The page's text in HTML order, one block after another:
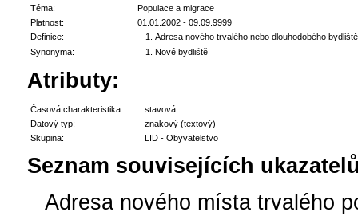
Téma:
Populace a migrace
Platnost:
01.01.2002 - 09.09.9999
Definice:
Adresa nového trvalého nebo dlouhodobého
Synonyma:
Nové bydliště
Atributy:
Časová charakteristika:
stavová
Datový typ:
znakový (textový)
Skupina:
LID - Obyvatelstvo
Seznam souvisejících
Adresa nového místa trvalého